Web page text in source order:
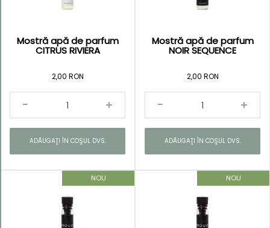
Mostră apă de parfum
CITRUS RIVIERA
2,00 RON
ADĂUGAŢI ÎN COŞUL DVS.
Mostră apă de parfum
NOIR SEQUENCE
2,00 RON
ADĂUGAŢI ÎN COŞUL DVS.
NOU NOU
Kategorie